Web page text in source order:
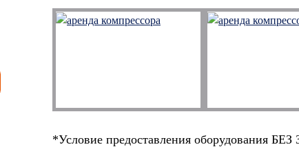
*Условие предоставления оборудования